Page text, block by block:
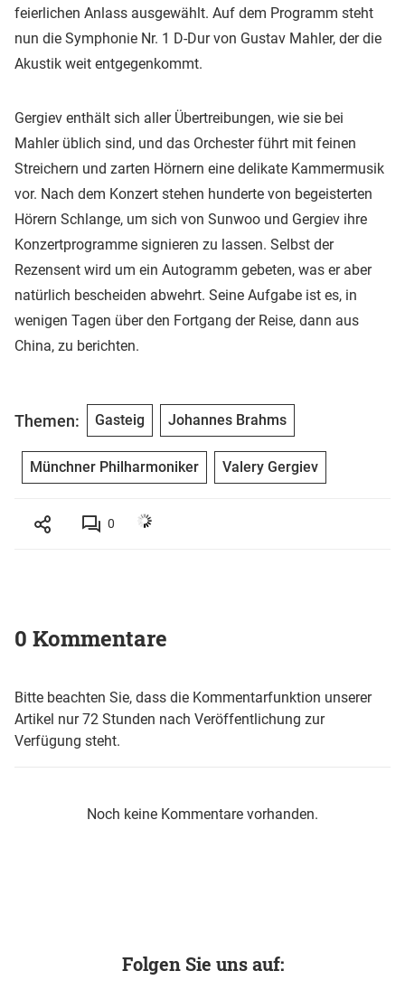
feierlichen Anlass ausgewählt. Auf dem Programm steht
nun die Symphonie Nr. 1 D-Dur von Gustav Mahler, der die
Akustik weit entgegenkommt.
Gergiev enthält sich aller Übertreibungen, wie sie bei
Mahler üblich sind, und das Orchester führt mit feinen
Streichern und zarten Hörnern eine delikate Kammermusik
vor. Nach dem Konzert stehen hunderte von begeisterten
Hörern Schlange, um sich von Sunwoo und Gergiev ihre
Konzertprogramme signieren zu lassen. Selbst der
Rezensent wird um ein Autogramm gebeten, was er aber
natürlich bescheiden abwehrt. Seine Aufgabe ist es, in
wenigen Tagen über den Fortgang der Reise, dann aus
China, zu berichten.
Themen: Gasteig Johannes Brahms
Münchner Philharmoniker Valery Gergiev
0
0 Kommentare
Bitte beachten Sie, dass die Kommentarfunktion unserer
Artikel nur 72 Stunden nach Veröffentlichung zur
Verfügung steht.
Noch keine Kommentare vorhanden.
Folgen Sie uns auf: